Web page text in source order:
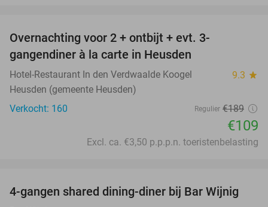
Overnachting voor 2 + ontbijt + evt. 3-
gangendiner à la carte in Heusden
Hotel-Restaurant In den Verdwaalde Koogel 9.3 star
Heusden (gemeente Heusden)
Verkocht: 160
Regulier €189
€109
Excl. ca. €3,50 p.p.p.n. toeristenbelasting
45%
4-gangen shared dining-diner bij Bar Wijnig